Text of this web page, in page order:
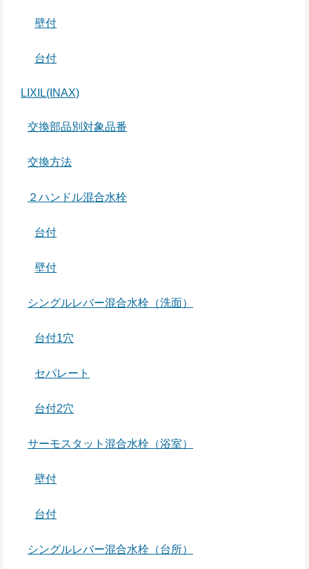
壁付
台付
LIXIL(INAX)
交換部品別対象品番
交換方法
２ハンドル混合水栓
台付
壁付
シングルレバー混合水栓（洗面）
台付1穴
セパレート
台付2穴
サーモスタット混合水栓（浴室）
壁付
台付
シングルレバー混合水栓（台所）